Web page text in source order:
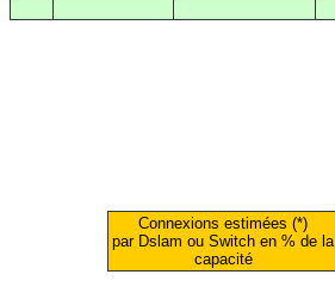
Connexions estimées (*)
par Dslam ou Switch en % de la
capacité